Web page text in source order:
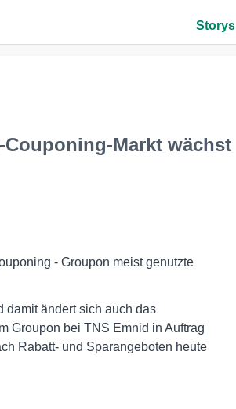
Storys
Markt wächst
- Groupon meist genutzte
damit ändert sich auch das
Groupon bei TNS Emnid in Auftrag
Rabatt- und Sparangeboten heute